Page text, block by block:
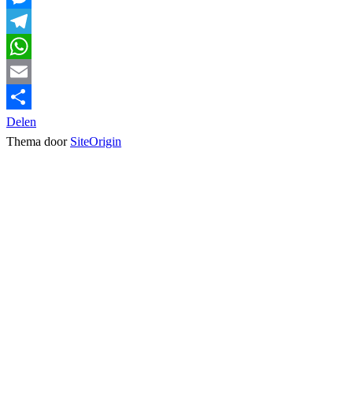
Messenger
Telegram
WhatsApp
Email
Delen
Thema door SiteOrigin